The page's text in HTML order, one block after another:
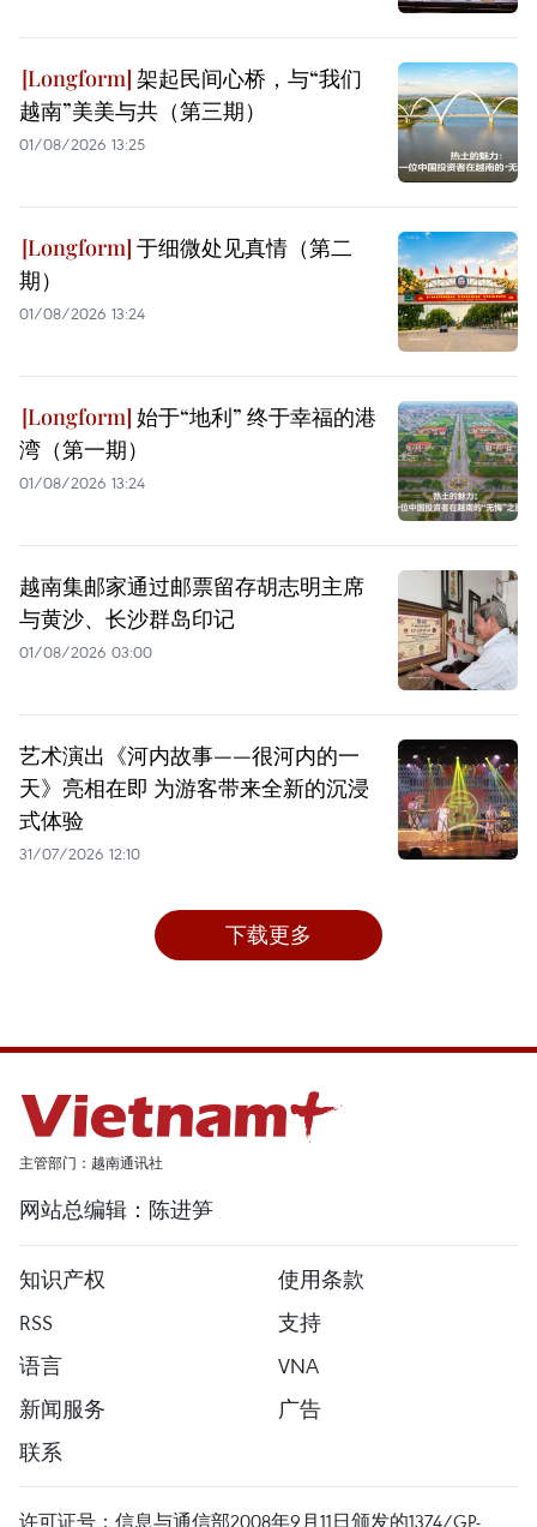
架起民间心桥，与“我们
越南”美美与共（第三期）
01/08/2026 13:25
于细微处见真情（第二
期）
01/08/2026 13:24
始于“地利” 终于幸福的港
湾（第一期）
01/08/2026 13:24
越南集邮家通过邮票留存胡志明主席
与黄沙、长沙群岛印记
01/08/2026 03:00
艺术演出《河内故事——很河内的一
天》亮相在即 为游客带来全新的沉浸
式体验
31/07/2026 12:10
下载更多
主管部门：越南通讯社
网站总编辑：陈进笋
知识产权
使用条款
RSS
支持
语言
VNA
新闻服务
广告
联系
许可证号：信息与通信部2008年9月11日颁发的1374/GP-